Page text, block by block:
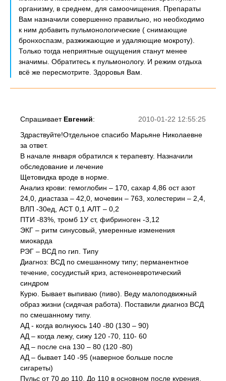
организму, в среднем, для самоочищения. Препараты
Вам назначили совершенно правильно, но необходимо
к ним добавить пульмонологические ( снимающие
бронхоспазм, разжижающие и удаляющие мокроту).
Только тогда неприятные ощущения станут менее
значимы. Обратитесь к пульмонологу. И режим отдыха
всё же пересмотрите. Здоровья Вам.
2010-01-22 12:55:25
Спрашивает Евгений:
Здраствуйте!Отдельное спасибо Марьяне Николаевне
за ответ.
В начале января обратился к терапевту. Назначили
обследование и лечение
Щетовидка вроде в норме.
Анализ крови: гемоглобин – 170, сахар 4,86 ост азот
24,0, диастаза – 42,0, мочевин – 763, холестерин – 2,4,
ВЛП -30ед, АСТ 0,1 АЛТ – 0,2
ПТИ -83%, тромб 1У ст, фибриноген -3,12
ЭКГ – ритм синусовый, умеренные изменения
миокарда
РЭГ – ВСД по гип. Типу
Диагноз: ВСД по смешанному типу; перманентное
течение, сосудистый криз, астеноневротический
синдром
Курю. Бывает выпиваю (пиво). Веду малоподвижный
образ жизни (сидячая работа). Поставили диагноз ВСД
по смешанному типу.
АД - когда волнуюсь 140 -80 (130 – 90)
АД – когда лежу, сижу 120 -70, 110- 60
АД – после сна 130 – 80 (120 -80)
АД – бывает 140 -95 (наверное больше после
сигареты)
Пульс от 70 до 110. До 110 в основном после курения.